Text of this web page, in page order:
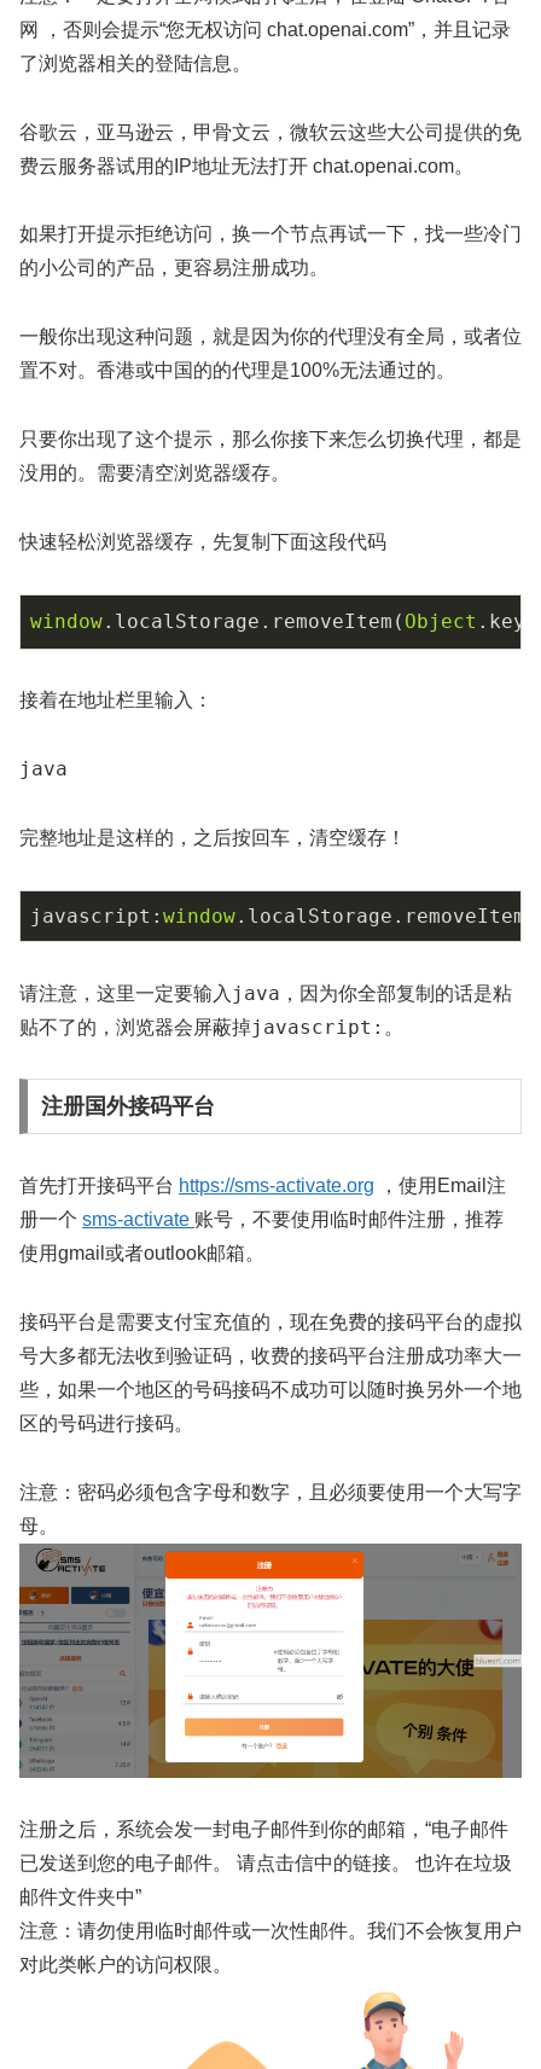
网 ，否则会提示“您无权访问 chat.openai.com”，并且记录
了浏览器相关的登陆信息。
谷歌云，亚马逊云，甲骨文云，微软云这些大公司提供的免
费云服务器试用的IP地址无法打开 chat.openai.com。
如果打开提示拒绝访问，换一个节点再试一下，找一些冷门
的小公司的产品，更容易注册成功。
一般你出现这种问题，就是因为你的代理没有全局，或者位
置不对。香港或中国的的代理是100%无法通过的。
只要你出现了这个提示，那么你接下来怎么切换代理，都是
没用的。需要清空浏览器缓存。
快速轻松浏览器缓存，先复制下面这段代码
window.localStorage.removeItem( Object
接着在地址栏里输入：
java
完整地址是这样的，之后按回车，清空缓存！
javascript: window.localStorage.removeItem(
请注意，这里一定要输入 java ，因为你全部复制的话是粘
贴不了的，浏览器会屏蔽掉javascript: 。
注册国外接码平台
首先打开接码平台 https://sms-activate.org ，使用Email注
册一个 sms-activate 账号，不要使用临时邮件注册，推荐
使用gmail或者outlook邮箱。
接码平台是需要支付宝充值的，现在免费的接码平台的虚拟
号大多都无法收到验证码，收费的接码平台注册成功率大一
些，如果一个地区的号码接码不成功可以随时换另外一个地
区的号码进行接码。
注意：密码必须包含字母和数字，且必须要使用一个大写字
母。
注册之后，系统会发一封电子邮件到你的邮箱，“电子邮件
已发送到您的电子邮件。 请点击信中的链接。 也许在垃圾
邮件文件夹中”
注意：请勿使用临时邮件或一次性邮件。我们不会恢复用户
对此类帐户的访问权限。